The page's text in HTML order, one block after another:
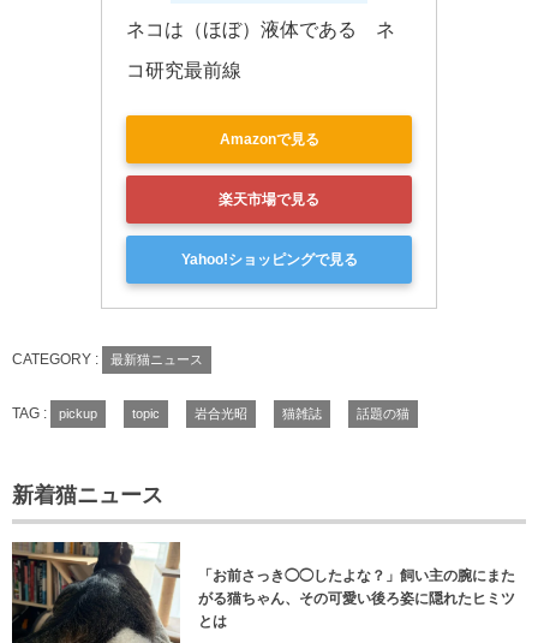
ネコは（ほぼ）液体である　ネ
コ研究最前線
Amazonで見る
楽天市場で見る
Yahoo!ショッピングで見る
CATEGORY : 最新猫ニュース
TAG : pickup topic 岩合光昭 猫雑誌 話題の猫
新着猫ニュース
「お前さっき◯◯したよな？」飼い主の腕にまた
がる猫ちゃん、その可愛い後ろ姿に隠れたヒミツ
とは